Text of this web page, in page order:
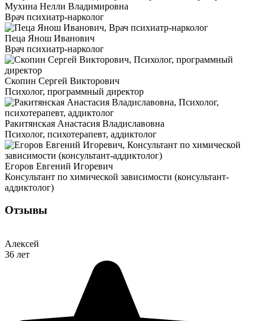
Мухина Нелли Владимировна
Врач психиатр-нарколог
Пеца Янош Иванович
Врач психиатр-нарколог
Скопин Сергей Викторович
Психолог, программный директор
Ракитянская Анастасия Владиславовна
Психолог, психотерапевт, аддиктолог
Егоров Евгений Игоревич
Консультант по химической зависимости (консультант-
аддиктолог)
Отзывы
Алексей
36 лет